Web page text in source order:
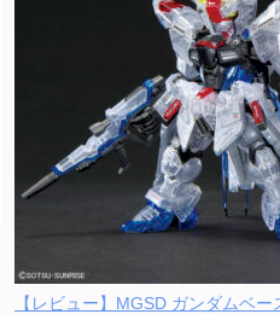
【レビュー】MGSD ガンダムベ